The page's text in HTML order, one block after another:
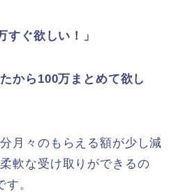
すぐ欲しい！」
から100万まとめて欲し
月々のもらえる額が少し減
軟な受け取りができるの
。